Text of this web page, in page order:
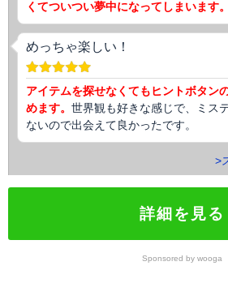
くてついつい夢中になってしまいます。
めっちゃ楽しい！
アイテムを探せなくてもヒントボタン
めます。 世界観も好きな感じで、ミス
ないので出会えて良かったです。
>
詳細を見る
Sponsored by wooga